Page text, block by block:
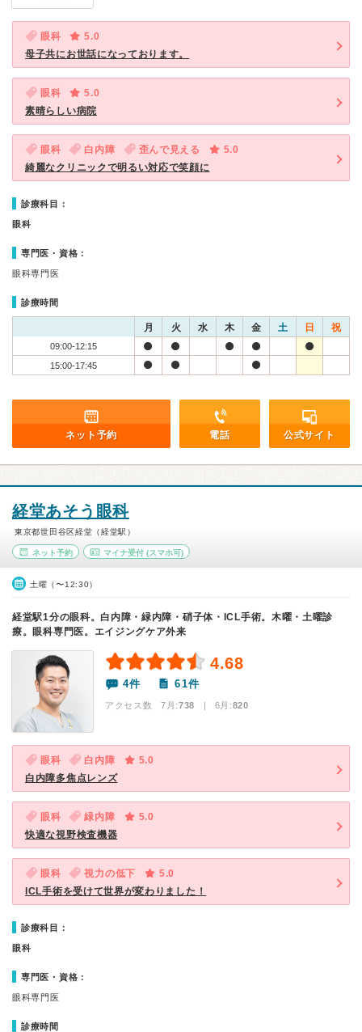
眼科
5.0
母子共にお世話になっております。
眼科
5.0
素晴らしい病院
眼科 白内障 歪んで見える
5.0
綺麗なクリニックで明るい対応で笑顔に
診療科目：
眼科
専門医・資格：
眼科専門医
診療時間
月 火 水 木 金 土 日 祝
09:00-12:15
15:00-17:45
ネット予約 電話 公式サイト
経堂あそう眼科
東京都世田谷区経堂（経堂駅）
ネット予約 マイナ受付(スマホ可)
土曜（〜12:30）
経堂駅1分の眼科。白内障・緑内障・硝子体・ICL手術。木曜・土曜診
療。眼科専門医。エイジングケア外来
4.68
4件 61件
アクセス数 7月:738 | 6月:820
眼科 白内障
5.0
白内障多焦点レンズ
眼科 緑内障
5.0
快適な視野検査機器
眼科 視力の低下
5.0
ICL手術を受けて世界が変わりました！
診療科目：
眼科
専門医・資格：
眼科専門医
診療時間